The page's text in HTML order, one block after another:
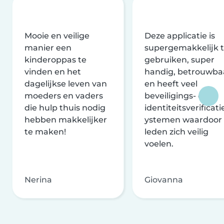
Mooie en veilige
manier een
kinderoppas te
vinden en het
dagelijkse leven van
moeders en vaders
die hulp thuis nodig
hebben makkelijker
te maken!
Nerina
Deze applicatie is
supergemakkelijk
gebruiken, super
handig,
en heeft veel
beveiligings- en
ystemen waardoor
leden zich veilig
voelen.
Giovanna